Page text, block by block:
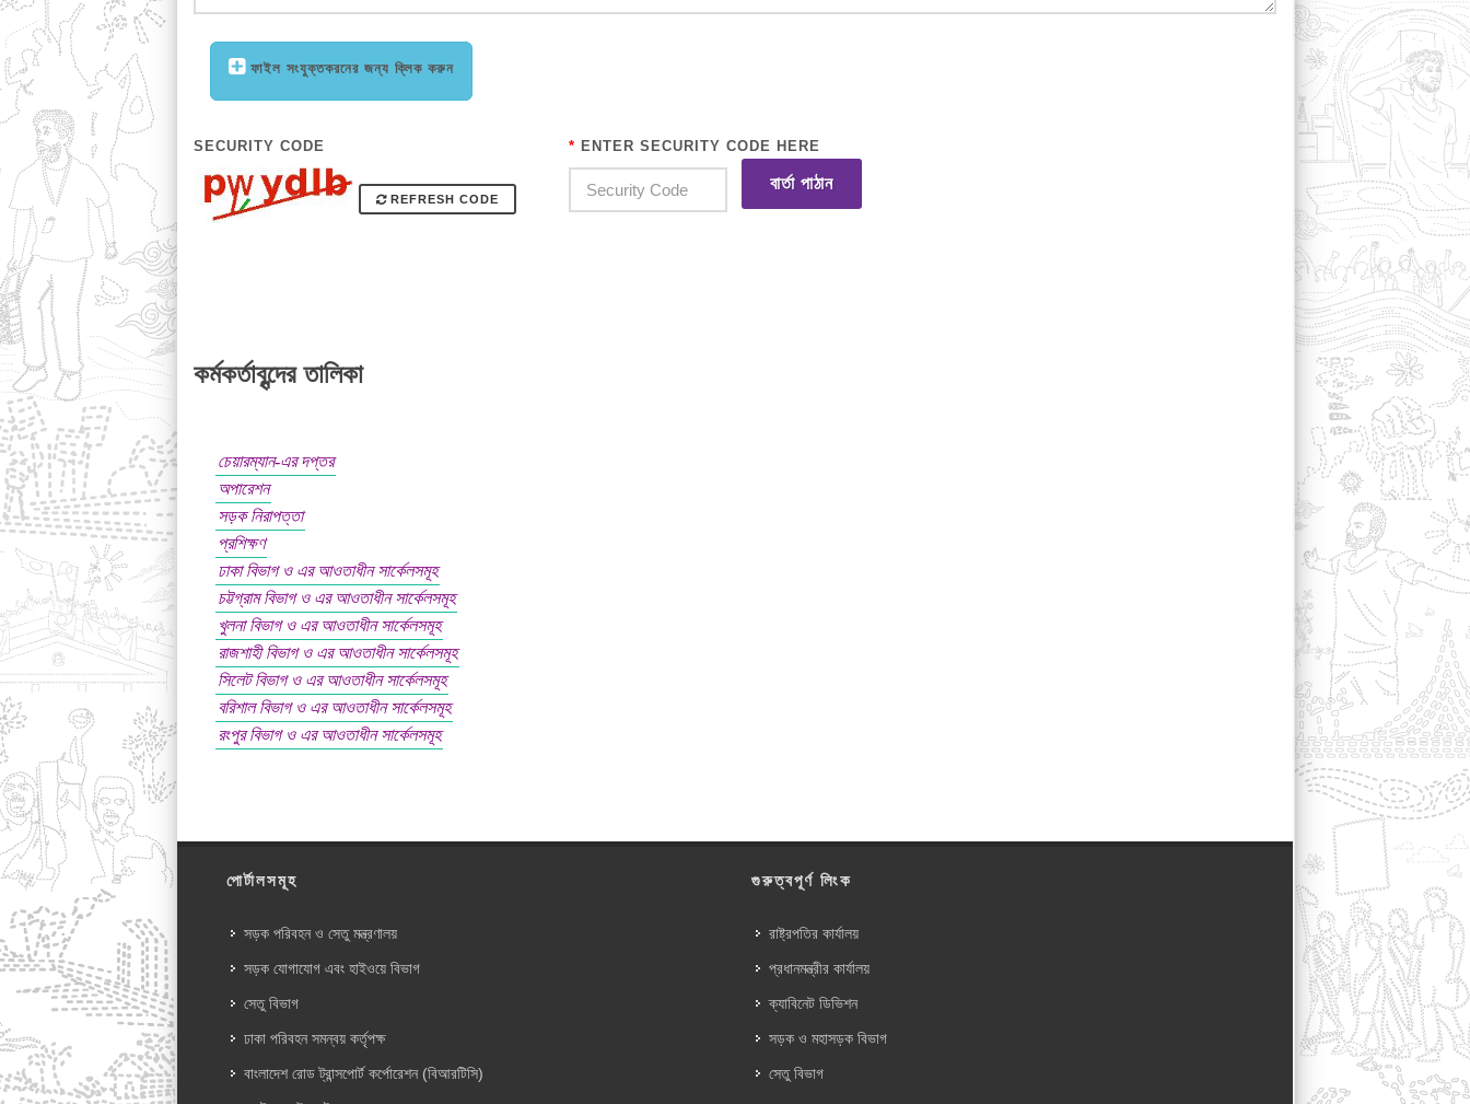
ফাইল সংযুক্তকরনের জন্য ক্লিক করুন
SECURITY CODE
REFRESH CODE
* ENTER SECURITY CODE HERE
বার্তা পাঠান
কর্মকর্তাবৃন্দের তালিকা
চেয়ারম্যান-এর দপ্তর
অপারেশন
সড়ক নিরাপত্তা
প্রশিক্ষণ
ঢাকা বিভাগ ও এর আওতাধীন সার্কেলসমূহ
চট্টগ্রাম বিভাগ ও এর আওতাধীন সার্কেলসমূহ
খুলনা বিভাগ ও এর আওতাধীন সার্কেলসমূহ
রাজশাহী বিভাগ ও এর আওতাধীন সার্কেলসমূহ
সিলেট বিভাগ ও এর আওতাধীন সার্কেলসমূহ
বরিশাল বিভাগ ও এর আওতাধীন সার্কেলসমূহ
রংপুর বিভাগ ও এর আওতাধীন সার্কেলসমূহ
পোর্টালসমূহ
সড়ক পরিবহন ও সেতু মন্ত্রণালয়
সড়ক যোগাযোগ এবং হাইওয়ে বিভাগ
সেতু বিভাগ
ঢাকা পরিবহন সমন্বয় কর্তৃপক্ষ
বাংলাদেশ রোড ট্রান্সপোর্ট কর্পোরেশন (বিআরটিসি)
গুরুত্বপূর্ণ লিংক
রাষ্ট্রপতির কার্যালয়
প্রধানমন্ত্রীর কার্যালয়
ক্যাবিনেট ডিভিশন
সড়ক ও মহাসড়ক বিভাগ
সেতু বিভাগ